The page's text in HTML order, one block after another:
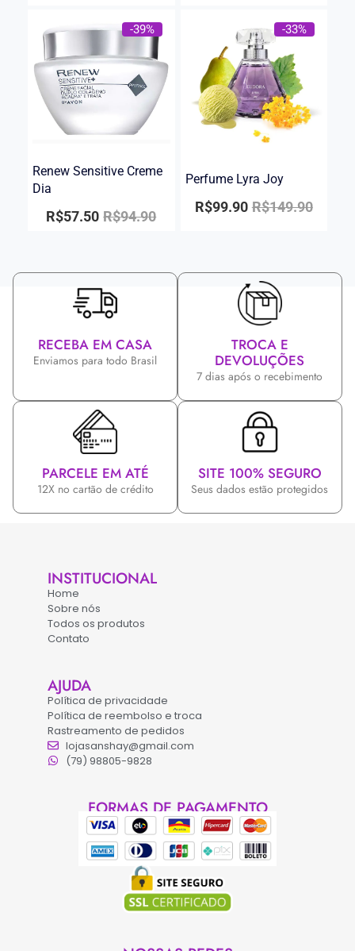
-39%
Renew Sensitive Creme
Dia
R$94.90
R$57.50
-33%
Perfume Lyra Joy
R$149.90
R$99.90
RECEBA EM CASA
Enviamos para todo Brasil
TROCA E
DEVOLUÇÕES
7 dias após o recebimento
PARCELE EM ATÉ
12X no cartão de crédito
SITE 100% SEGURO
Seus dados estão protegidos
INSTITUCIONAL
Home
Sobre nós
Todos os produtos
Contato
AJUDA
Política de privacidade
Política de reembolso e troca
Rastreamento de pedidos
lojasanshay@gmail.com
(79) 98805-9828
FORMAS DE PAGAMENTO